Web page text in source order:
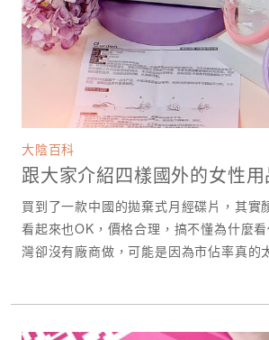
大陰百科
跟大家介紹四樣國外的女性用
買到了一款中國的拋棄式月經碟片，其實
看起來也OK，價格合理，搞不懂為什麼
灣卻沒有廠商做，可能是因為市佔率真的